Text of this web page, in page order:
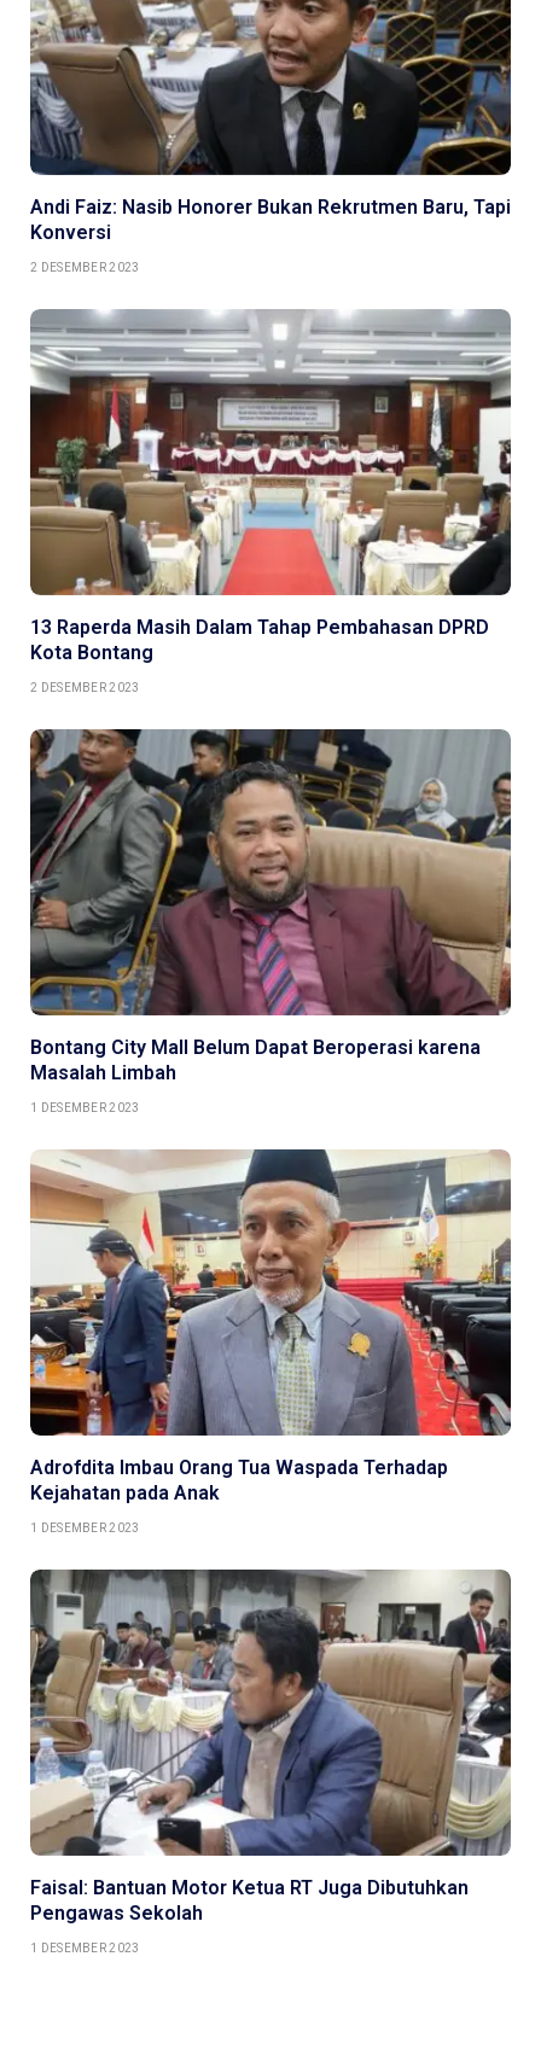
Andi Faiz: Nasib Honorer Bukan Rekrutmen Baru, Tapi
Konversi
2 DESEMBER 2023
13 Raperda Masih Dalam Tahap Pembahasan DPRD
Kota Bontang
2 DESEMBER 2023
Bontang City Mall Belum Dapat Beroperasi karena
Masalah Limbah
1 DESEMBER 2023
Adrofdita Imbau Orang Tua Waspada Terhadap
Kejahatan pada Anak
1 DESEMBER 2023
Faisal: Bantuan Motor Ketua RT Juga Dibutuhkan
Pengawas Sekolah
1 DESEMBER 2023